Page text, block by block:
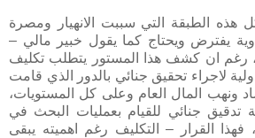
الطبقة التي سببت الانهيار ومصرة
يفترض ويحتاج كما يقول خبير مالي –
رغم ان كشف هذا المستور يتطلب تكليف
لاجراء تحقيق جنائي بالدور الذي قامت
ونهب المال العام وعلى كل المستويات،
جنائي للقيام بعمليات البحث في
القرار – التكليف رغم اهميته يبقى